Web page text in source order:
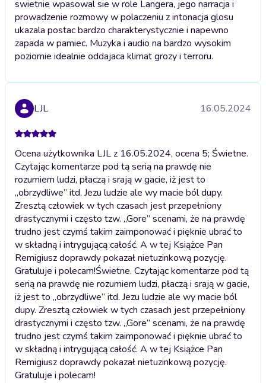
swietnie wpasowal sie w role Langera, jego narracja i
prowadzenie rozmowy w polaczeniu z intonacja glosu
ukazala postac bardzo charakterystycznie i napewno
zapada w pamiec. Muzyka i audio na bardzo wysokim
poziomie idealnie oddajaca klimat grozy i terroru.
LJL 16.05.2024
Ocena użytkownika LJL z 16.05.2024, ocena 5; Świetne.
Czytając komentarze pod tą serią na prawdę nie
rozumiem ludzi, płaczą i srają w gacie, iż jest to
„obrzydliwe” itd. Jezu ludzie ale wy macie ból dupy.
Zresztą człowiek w tych czasach jest przepełniony
drastycznymi i często tzw. „Gore” scenami, że na prawdę
trudno jest czymś takim zaimponować i pięknie ubrać to
w składną i intrygującą całość. A w tej Książce Pan
Remigiusz doprawdy pokazał nietuzinkową pozycję.
Gratuluje i polecam!Świetne. Czytając komentarze pod tą
serią na prawdę nie rozumiem ludzi, płaczą i srają w gacie,
iż jest to „obrzydliwe” itd. Jezu ludzie ale wy macie ból
dupy. Zresztą człowiek w tych czasach jest przepełniony
drastycznymi i często tzw. „Gore” scenami, że na prawdę
trudno jest czymś takim zaimponować i pięknie ubrać to
w składną i intrygującą całość. A w tej Książce Pan
Remigiusz doprawdy pokazał nietuzinkową pozycję.
Gratuluje i polecam!